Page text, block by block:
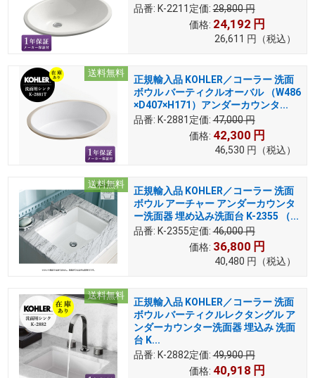
品番: K-2211 定価: 28,800円
価格: 24,192 円
26,611 円 （税込）
送料無料
正規輸入品 KOHLER／コーラー 洗面
ボウル バーティクルオーバル （W486
×D407×H171）アンダーカウンタ...
品番: K-2881 定価: 47,000円
価格: 42,300 円
46,530 円 （税込）
送料無料
正規輸入品 KOHLER／コーラー 洗面
ボウル アーチャー アンダーカウンタ
ー洗面器 埋め込み洗面台 K-2355 （...
品番: K-2355定価: 46,000円
価格: 36,800 円
40,480 円 （税込）
送料無料
正規輸入品 KOHLER／コーラー 洗面
ボウル バーティクルレクタングル ア
ンダーカウンター洗面器 埋込み 洗面
台 K...
品番: K-2882定価: 49,900円
価格: 40,918 円